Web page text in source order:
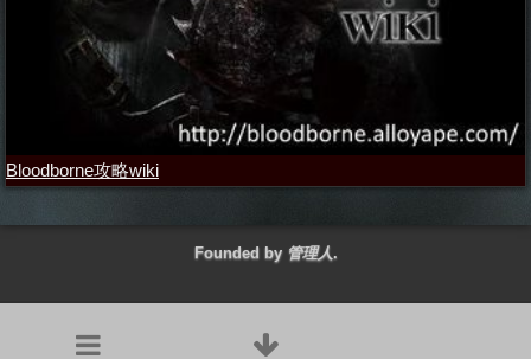
Bloodborne攻略wiki
Founded by 管理人.